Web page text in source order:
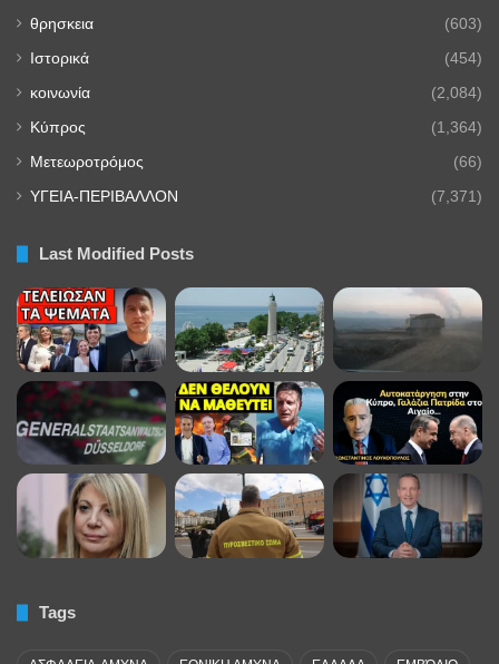
θρησκεια (603)
Ιστορικά (454)
κοινωνία (2,084)
Κύπρος (1,364)
Μετεωροτρόμος (66)
ΥΓΕΙΑ-ΠΕΡΙΒΑΛΛΟΝ (7,371)
Last Modified Posts
Tags